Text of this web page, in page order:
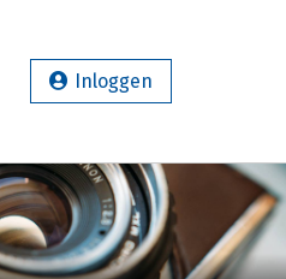
Inloggen